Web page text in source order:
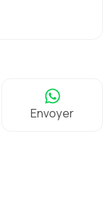
Envoyer